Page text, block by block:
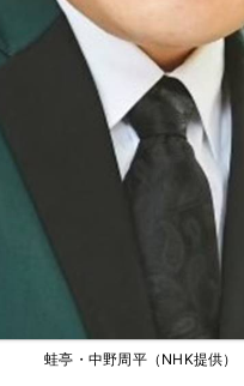
蛙亭・中野周平（NHK提供）